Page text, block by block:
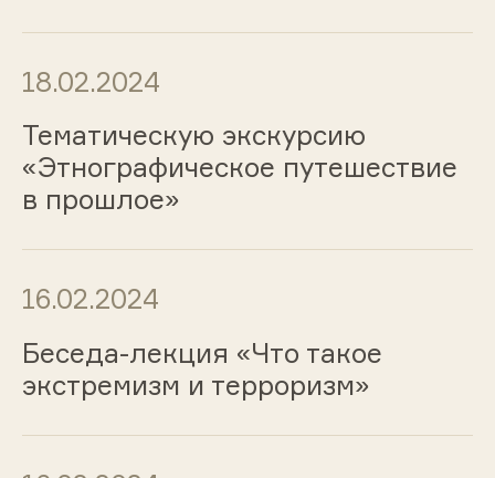
18.02.2024
Тематическую экскурсию
«Этнографическое путешествие
в прошлое»
16.02.2024
Беседа-лекция «Что такое
экстремизм и терроризм»